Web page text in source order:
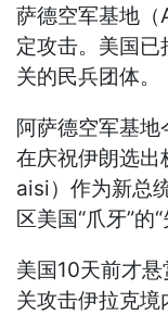
萨德空军基地
定攻击。美国
关的民兵团体。
阿萨德空军基
在庆祝伊朗选
aisi）作为新总
区美国“爪牙”的“
美国10天前才
关攻击伊拉克境